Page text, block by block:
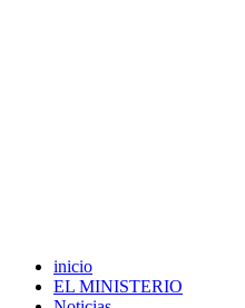
inicio
EL MINISTERIO